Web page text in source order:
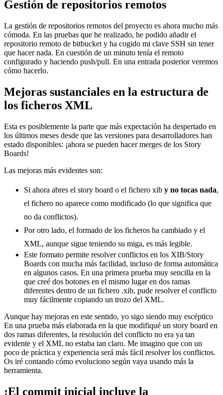
Gestión de repositorios remotos
La gestión de repositorios remotos del proyecto es ahora mucho más
cómoda. En las pruebas que he realizado, he podido añadir el
repositorio remoto de bitbucket y ha cogido mi clave SSH sin tener
que hacer nada. En cuestión de un minuto tenía el remoto
configurado y haciendo push/pull. En una entrada posterior veremos
cómo hacerlo.
Mejoras sustanciales en la estructura de
los ficheros XML
Esta es posiblemente la parte que más expectación ha despertado en
los últimos meses desde que las versiones para desarrolladores han
estado disponibles: ¡ahora se pueden hacer merges de los Story
Boards!
Las mejoras más evidentes son:
Si ahora abres el story board o el fichero xib y no tocas nada,
el fichero no aparece como modificado (lo que significa que
no da conflictos).
Por otro lado, el formado de los ficheros ha cambiado y el
XML, aunque sigue teniendo su miga, es más legible.
Este formato permite resolver conflictos en los XIB/Story
Boards con mucha más facilidad, incluso de forma automática
en algunos casos. En una primera prueba muy sencilla en la
que creé dos botones en el mismo lugar en dos ramas
diferentes dentro de un fichero .xib, pude resolver el conflicto
muy fácilmente copiando un trozo del XML.
Aunque hay mejoras en este sentido, yo sigo siendo muy escéptico
En una prueba más elaborada en la que modifiqué un story board en
dos ramas diferentes, la resolución del conflicto no era ya tan
evidente y el XML no estaba tan claro. Me imagino que con un
poco de práctica y experiencia será más fácil resolver los conflictos.
Os iré contando cómo evoluciono según vaya usando más la
herramienta.
¡El commit inicial incluye la